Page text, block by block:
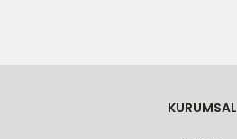
KURUMSAL